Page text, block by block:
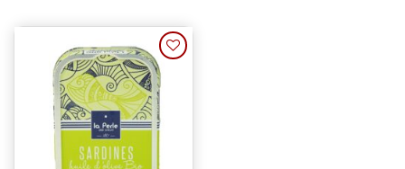
Ajouter
à une
liste de
courses